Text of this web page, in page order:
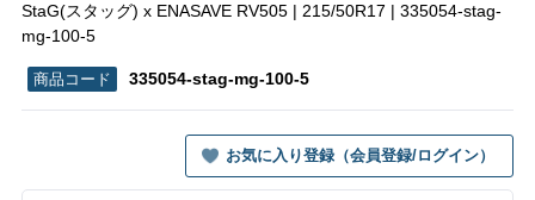
StaG(スタッグ) x ENASAVE RV505 | 215/50R17 | 335054-stag-
mg-100-5
335054-stag-mg-100-5
お気に入り登録（会員登録/ログイン）